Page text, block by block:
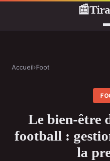
📰
Accueil›Foot
Le bien-être
football :
la